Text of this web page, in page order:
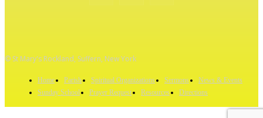
© St Mary's Rockland, Suffern, New York
Home Parish Spiritual Organizations Sermons
News & Events
Sunday School
Prayer Request Resources Directions